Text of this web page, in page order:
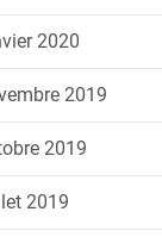
2020
2019
2019
2019